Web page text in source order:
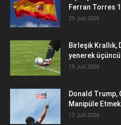
Ferran Torres
20. Juli 2026
Birleşik Krallık,
yenerek üçüncü
19. Juli 2026
Donald Trump,
Manipüle
17. Juli 2026